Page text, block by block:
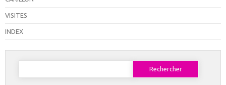
VISITES
INDEX
Rechercher :